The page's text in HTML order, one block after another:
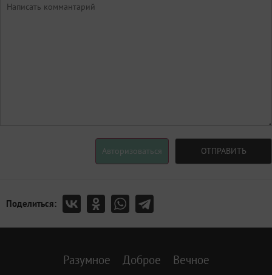
Авторизоваться ОТПРАВИТЬ
Поделиться:
Разумное Доброе Вечное